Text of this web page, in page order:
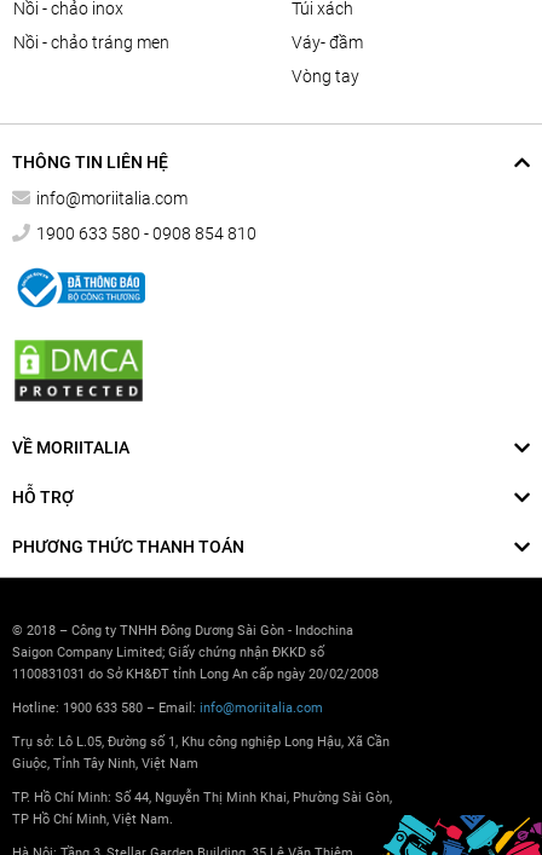
nồi - chảo inox
nồi - chảo tráng men
túi xách
váy- đầm
vòng tay
THÔNG TIN LIÊN HỆ
info@moriitalia.com
1900 633 580 - 0908 854 810
VỀ MORIITALIA
HỖ TRỢ
PHƯƠNG THỨC THANH TOÁN
© 2018 – Công ty TNHH Đông Dương Sài Gòn - Indochina
Saigon Company Limited; Giấy chứng nhận ĐKKD số
1100831031 do Sở KH&ĐT tỉnh Long An cấp ngày 20/02/2008
Hotline: 1900 633 580 – Email: info@moriitalia.com
Trụ sở: Lô L.05, Đường số 1, Khu công nghiệp Long Hậu, Xã Cần
Giuộc, Tỉnh Tây Ninh, Việt Nam
TP. Hồ Chí Minh: Số 44, Nguyễn Thị Minh Khai, Phường Sài Gòn,
TP Hồ Chí Minh, Việt Nam.